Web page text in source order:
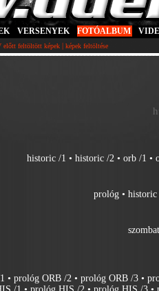
VERSENYEK FOTÓALBUM
előtt feltöltött képek | képek feltöltése
historic /1 •historic /2 •orb /1 •
prológ •historic
•prológ ORB /2 •prológ ORB /3 •